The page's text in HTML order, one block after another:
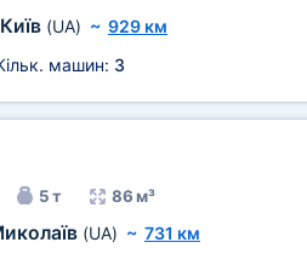
Київ (UA) ~ 929 км
машин: 3
5 т 86 м³
(UA) ~ 731 км